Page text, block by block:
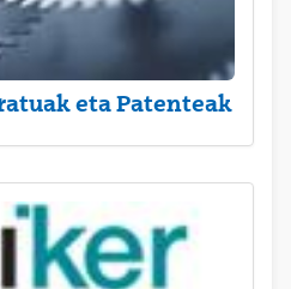
eta Patenteak